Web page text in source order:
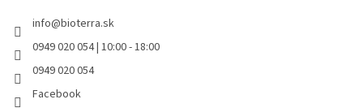
info@bioterra.sk
0949 020 054 | 10:00 - 18:00
0949 020 054
Facebook